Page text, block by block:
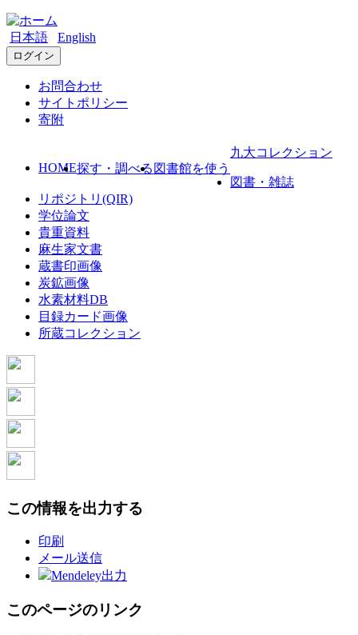
日本語 English
ログイン
お問合わせ
サイトポリシー
寄附
HOME探す・調べる 図書館を使う
九大コレクション
図書・雑誌
リポジトリ(QIR)
学位論文
貴重資料
麻生家文書
蔵書印画像
炭鉱画像
水素材料DB
目録カード画像
所蔵コレクション
この情報を出力する
印刷
メール送信
Mendeley出力
このページのリンク